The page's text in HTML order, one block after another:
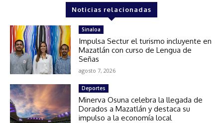
Noticias relacionadas
Sinaloa
Impulsa Sectur el turismo incluyente en
Mazatlán con curso de Lengua de
Señas
agosto 7, 2026
Deportes
Minerva Osuna celebra la llegada de
Dorados a Mazatlán y destaca su
impulso a la economía local